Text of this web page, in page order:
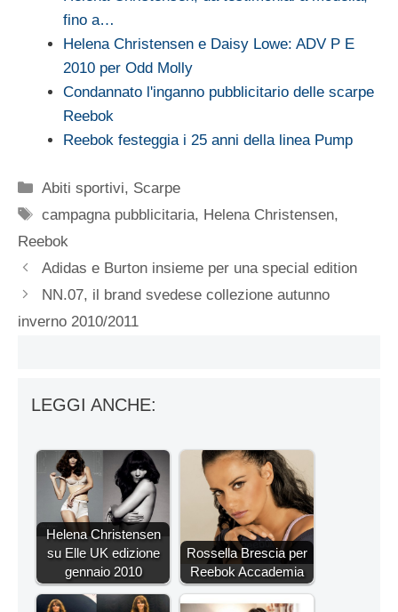
fino a…
Helena Christensen e Daisy Lowe: ADV P E
2010 per Odd Molly
Condannato l'inganno pubblicitario delle scarpe
Reebok
Reebok festeggia i 25 anni della linea Pump
Categorie
Abiti sportivi, Scarpe
Tag
campagna pubblicitaria, Helena Christensen,
Reebok
Adidas e Burton insieme per una special edition
NN.07, il brand svedese collezione autunno
inverno 2010/2011
LEGGI ANCHE:
Helena Christensen
su Elle UK edizione
gennaio 2010
Rossella Brescia per
Reebok Accademia